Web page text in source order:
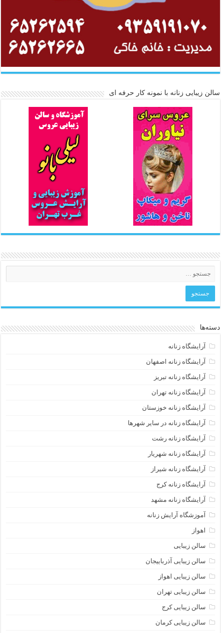
سالن زیبایی زنانه با نمونه کار حرفه ای
دسته‌ها
آرایشگاه زنانه
آرایشگاه زنانه اصفهان
آرایشگاه زنانه تبریز
آرایشگاه زنانه تهران
آرایشگاه زنانه خوزستان
آرایشگاه زنانه در سایر شهرها
آرایشگاه زنانه رشت
آرایشگاه زنانه شهریار
آرایشگاه زنانه شیراز
آرایشگاه زنانه کرج
آرایشگاه زنانه مشهد
آموزشگاه آرایش زنانه
اهواز
سالن زیبایی
سالن زیبایی آذرباییجان
سالن زیبایی اهواز
سالن زیبایی تهران
سالن زیبایی کرج
سالن زیبایی کرمان